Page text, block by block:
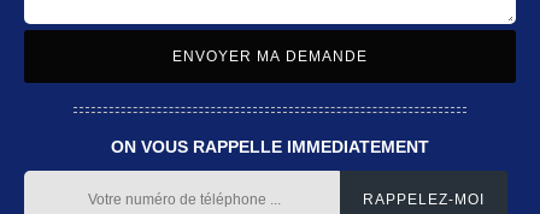
ON VOUS RAPPELLE IMMEDIATEMENT